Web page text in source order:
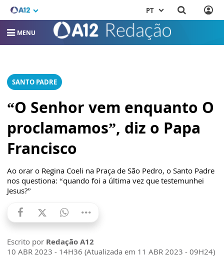
PT
MENU
SANTO PADRE
“O Senhor vem enquanto O
proclamamos”, diz o Papa
Francisco
Ao orar o Regina Coeli na Praça de São Pedro, o Santo Padre
nos questiona: “quando foi a última vez que testemunhei
Jesus?”
Escrito por Redação A12
10 ABR 2023 - 14H36 (Atualizada em 11 ABR 2023 - 09H24)